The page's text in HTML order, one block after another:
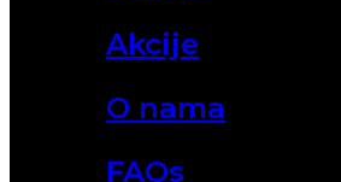
Akcije
O nama
FAQs